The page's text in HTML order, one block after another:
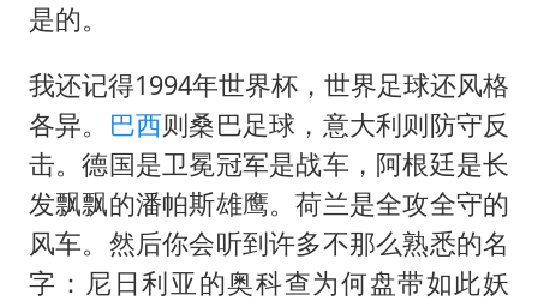
是的。
我还记得1994年世界杯，世界足球还风格
各异。 巴西则桑巴足球，意大利则防守反
击。德国是卫冕冠军是战车，阿根廷是长
发飘飘的潘帕斯雄鹰。荷兰是全攻全守的
风车。然后你会听到许多不那么熟悉的名
字：尼日利亚的奥科查为何盘带如此妖